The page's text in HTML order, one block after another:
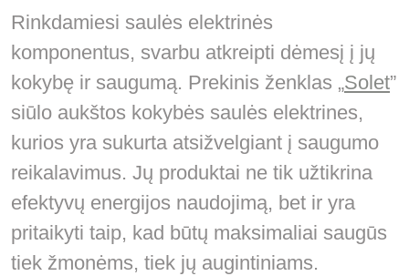
Rinkdamiesi saulės elektrinės
komponentus, svarbu atkreipti dėmesį į jų
kokybę ir saugumą. Prekinis ženklas „Solet”
siūlo aukštos kokybės saulės elektrines,
kurios yra sukurta atsižvelgiant į saugumo
reikalavimus. Jų produktai ne tik užtikrina
efektyvų energijos naudojimą, bet ir yra
pritaikyti taip, kad būtų maksimaliai saugūs
tiek žmonėms, tiek jų augintiniams.